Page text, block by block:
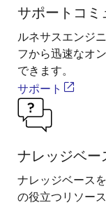
サポートコミ
ルネサスエンジ
フから迅速なオ
できます。
サポート
ナレッジベー
ナレッジベース
の役立つリソー